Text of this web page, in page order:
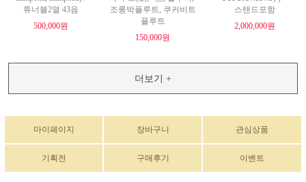
튜너블2열 43음
500,000원
조롱박플루트, 쿠커비트
플루트
150,000원
스탠드포함
2,000,000원
더보기 +
마이페이지 장바구니 관심상품
기획전 구매후기 이벤트